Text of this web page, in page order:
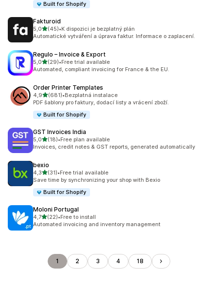
Built for Shopify
Fakturoid
5,0z 5 hvězd
(45)
Celkový počet recenzí: 45
•K dispozici je bezplatný plán
Automatické vytváření a úprava faktur. Informace o zaplacení.
Regulo – Invoice & Export
5,0z 5 hvězd
(29)
Celkový počet recenzí: 29
•Free trial available
Automated, compliant invoicing for France & the EU.
Order Printer Templates
4,9z 5 hvězd
(681)
Celkový počet recenzí: 681
•Bezplatná instalace
PDF šablony pro faktury, dodací listy a vrácení zboží.
Built for Shopify
GST Invoices India
5,0z 5 hvězd
(18)
Celkový počet recenzí: 18
•Free plan available
Invoices, credit notes & GST reports, generated automatically
bexio
4,3z 5 hvězd
(31)
Celkový počet recenzí: 31
•Free trial available
Save time by synchronizing your shop with Bexio
Built for Shopify
Moloni Portugal
4,7z 5 hvězd
(22)
Celkový počet recenzí: 22
•Free to install
Automated invoicing and inventory management
1 2 3 4 18